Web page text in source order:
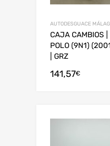
AUTODESGUACE
CAJA CAMBIOS |
POLO (9N1)
| GRZ
141,57€